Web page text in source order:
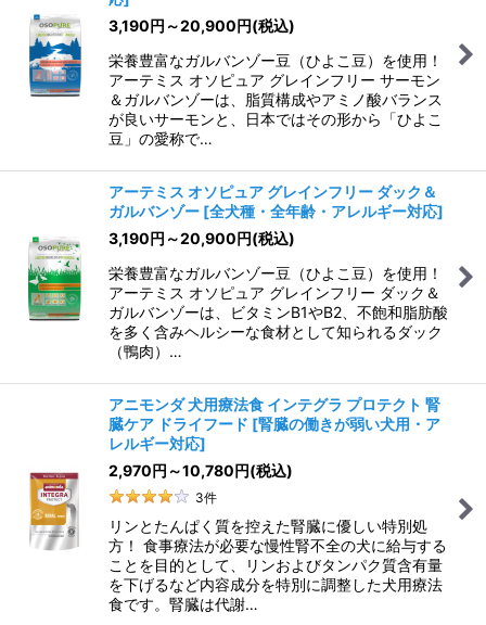
3,190円 ～20,900円(税込)
栄養豊富なガルバンゾー豆（ひよこ豆）を使用！
アーテミス オソピュア グレインフリー サーモン
＆ガルバンゾーは、脂質構成やアミノ酸バランス
が良いサーモンと、日本ではその形から「ひよこ
豆」の愛称で…
アーテミス オソピュア グレインフリー ダック＆
ガルバンゾー [全犬種・全年齢・アレルギー対応]
3,190円 ～20,900円(税込)
栄養豊富なガルバンゾー豆（ひよこ豆）を使用！
アーテミス オソピュア グレインフリー ダック＆
ガルバンゾーは、ビタミンB1やB2、不飽和脂肪酸
を多く含みヘルシーな食材として知られるダック
（鴨肉）…
アニモンダ 犬用療法食 インテグラ プロテクト 腎
臓ケア ドライフード [腎臓の働きが弱い犬用・ア
レルギー対応]
2,970円 ～10,780円(税込)
3件
リンとたんぱく質を控えた腎臓に優しい特別処
方！ 食事療法が必要な慢性腎不全の犬に給与する
ことを目的として、リンおよびタンパク質含有量
を下げるなど内容成分を特別に調整した犬用療法
食です。腎臓は代謝…